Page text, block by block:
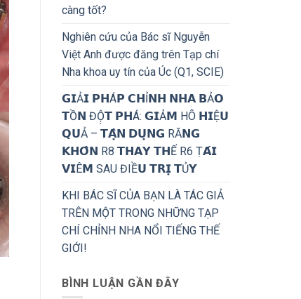
càng tốt?
Nghiên cứu của Bác sĩ Nguyễn
Việt Anh được đăng trên Tạp chí
Nha khoa uy tín của Úc (Q1, SCIE)
𝗚𝗜Ả𝗜 𝗣𝗛Á𝗣 𝗖𝗛Ỉ𝗡𝗛 𝗡𝗛𝗔 𝗕Ả𝗢
𝗧Ồ𝗡 ĐỘ̣𝗧 𝗣𝗛Á: 𝗚𝗜Ả𝗠 HÔ 𝗛𝗜Ệ𝗨
𝗤𝗨Ả – 𝗧𝗔̣̂𝗡 𝗗𝗨̣𝗡𝗚 RĂ𝗡𝗚
𝗞𝗛𝗢̂𝗡 R8 𝗧𝗛𝗔𝗬 𝗧𝗛Ế R6 Ṭ𝗔́𝗜
𝗩𝗜Ê𝗠 SAU ĐIỀ𝗨 𝗧𝗥𝗜̣ 𝗧Ủ𝗬
KHI BÁC SĨ CỦA BẠN LÀ TÁC GIẢ
TRÊN MỘT TRONG NHỮNG TẠP
CHÍ CHỈNH NHA NỔI TIẾNG THẾ
GIỚI!
BÌNH LUẬN GẦN ĐÂY